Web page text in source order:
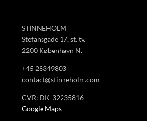
STINNEHOLM
Stefansgade 17, st. tv.
2200 København N.
+45 28349803
contact@stinneholm.com
CVR: DK-32235816
Google Maps